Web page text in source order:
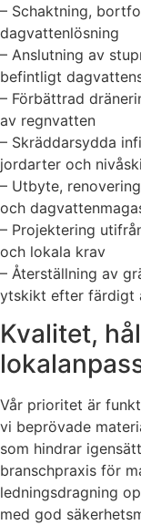
– Schaktning,
dagvattenlösning
– Anslutning av
befintligt
– Förbättrad
av regnvatten
– Skräddarsydda
jordarter och
– Utbyte,
och
– Projektering
och lokala krav
– Återställning av
ytskikt efter färdigt
Kvalitet,
Vår prioritet är
vi beprövade
som hindrar
branschpraxis för
ledningsdragning
med god